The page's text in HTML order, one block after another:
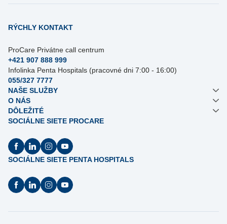
RÝCHLY KONTAKT
ProCare Privátne call centrum
+421 907 888 999
Infolinka Penta Hospitals (pracovné dni 7:00 - 16:00)
055/327 7777
NAŠE SLUŽBY
O NÁS
DÔLEŽITÉ
SOCIÁLNE SIETE PROCARE
SOCIÁLNE SIETE PENTA HOSPITALS